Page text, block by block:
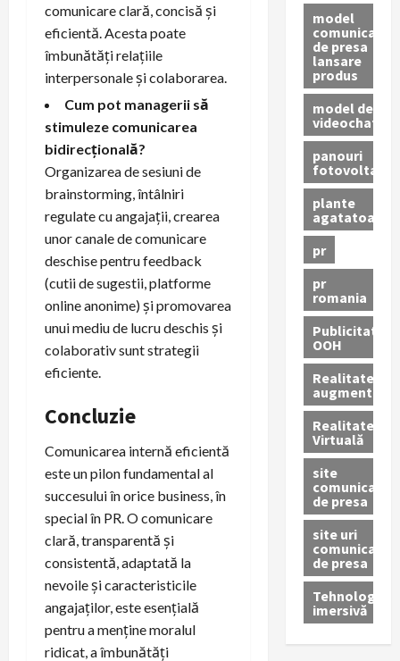
comunicare clară, concisă și
eficientă. Acesta poate
îmbunătăți relațiile
interpersonale și colaborarea.
Cum pot managerii să
stimuleze comunicarea
bidirecțională?
Organizarea de sesiuni de
brainstorming, întâlniri
regulate cu angajații, crearea
unor canale de comunicare
deschise pentru feedback
(cutii de sugestii, platforme
online anonime) și promovarea
unui mediu de lucru deschis și
colaborativ sunt strategii
eficiente.
Concluzie
Comunicarea internă eficientă
este un pilon fundamental al
succesului în orice business, în
special în PR. O comunicare
clară, transparentă și
consistentă, adaptată la
nevoile și caracteristicile
angajaților, este esențială
pentru a menține moralul
ridicat, a îmbunătăți
model
comunicat
de presa
lansare
produs
model de
videochat
panouri
fotovoltaice
plante
agatatoare
pr
pr
romania
Publicitate
OOH
Realitatea
augmentată
Realitatea
Virtuală
site
comunicate
de presa
site uri
comunicate
de presa
Tehnologie
imersivă